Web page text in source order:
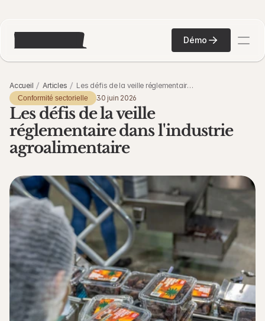
Démo
Accueil Articles
Les défis de la veille réglementaire
dans l'industrie agroalimentaire
Conformité sectorielle 30 juin 2026
Les défis de la veille
réglementaire dans l'industrie
agroalimentaire